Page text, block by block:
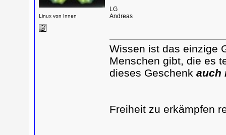
Linux von Innen
LG
Andreas
Wissen ist das einzige
Menschen gibt, die es
dieses Geschenk auch
Freiheit zu erkämpfen